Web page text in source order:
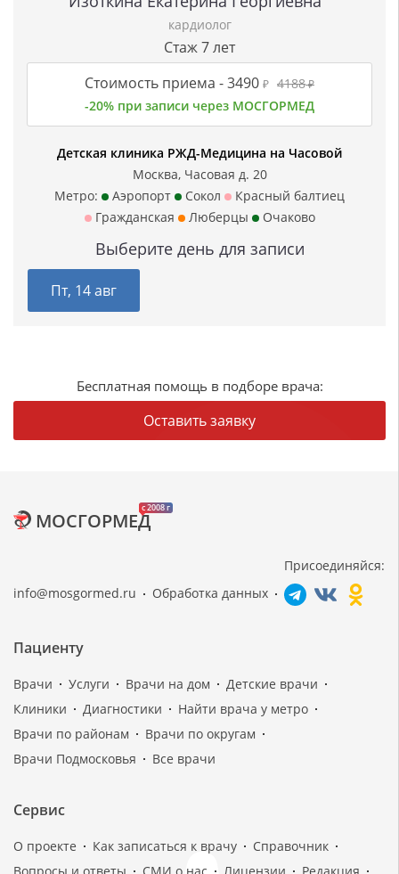
кардиолог
Стаж 7 лет
Стоимость приема -3490 ₽ 4188₽
-20% при записи через МОСГОРМЕД
Детская клиника РЖД-Медицина на Часовой
Москва, Часовая д. 20
Метро:
Аэропорт Сокол
Красный балтиец
Гражданская
Люберцы Очаково
Выберите день для записи
Пт, 14 авг
Бесплатная помощь в подборе врача:
Оставить заявку
c 2008 г
МОСГОРМЕД
info@mosgormed.ru Обработка данных
Присоединяйся:
Пациенту
Врачи Услуги Врачи на дом
Детские врачи
Клиники
Диагностики
Найти врача у метро
Врачи по районам
Врачи по округам
Врачи Подмосковья
Все врачи
Сервис
О проекте Как записаться к врачу
Справочник
Вопросы и ответы
СМИ о нас Лицензии Редакция